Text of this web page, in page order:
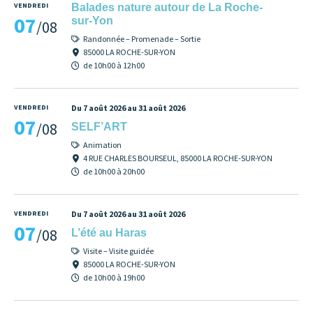
VENDREDI
07/08
Balades nature autour de La Roche-
sur-Yon
Randonnée – Promenade – Sortie
85000 LA ROCHE-SUR-YON
de 10h00 à 12h00
VENDREDI
07/08
Du 7 août 2026 au 31 août 2026
SELF’ART
Animation
4 RUE CHARLES BOURSEUL, 85000 LA ROCHE-SUR-YON
de 10h00 à 20h00
VENDREDI
07/08
Du 7 août 2026 au 31 août 2026
L’été au Haras
Visite – Visite guidée
85000 LA ROCHE-SUR-YON
de 10h00 à 19h00